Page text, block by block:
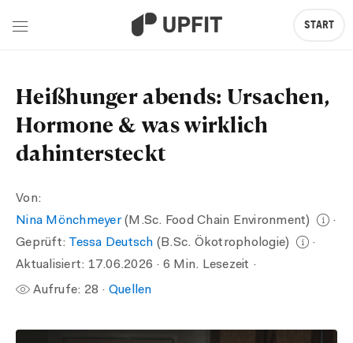
Heißhunger abends: Ursachen,
Hormone & was wirklich
dahintersteckt
Von:
Nina Mönchmeyer(M.Sc. Food Chain Environment)
·
Geprüft: Tessa Deutsch (B.Sc. Ökotrophologie)
·
Aktualisiert: 17.06.2026 · 6 Min. Lesezeit ·
Aufrufe: 28 · Quellen
START